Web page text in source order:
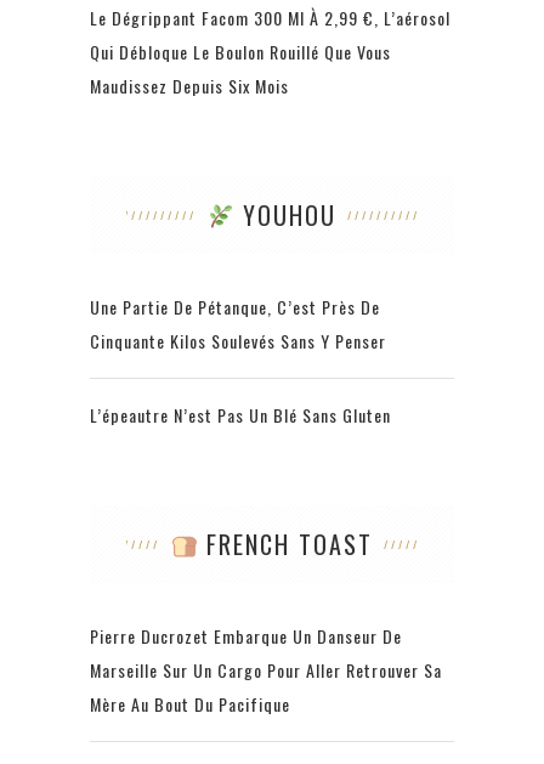
Le Dégrippant Facom 300 Ml À 2,99 €, L’aérosol
Qui Débloque Le Boulon Rouillé Que Vous
Maudissez Depuis Six Mois
YOUHOU
Une Partie De Pétanque, C’est Près De
Cinquante Kilos Soulevés Sans Y Penser
L’épeautre N’est Pas Un Blé Sans Gluten
FRENCH TOAST
Pierre Ducrozet Embarque Un Danseur De
Marseille Sur Un Cargo Pour Aller Retrouver Sa
Mère Au Bout Du Pacifique